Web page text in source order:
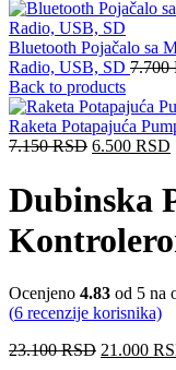
Bluetooth Pojačalo sa
Radio, USB, SD 7.700
Back to products
Raketa Potapajuća
7.150RSD 6.500 RSD
Dubinska
Ocenjeno 4.83 od 5 na
(6 recenzije korisnika)
23.100RSD 21.000